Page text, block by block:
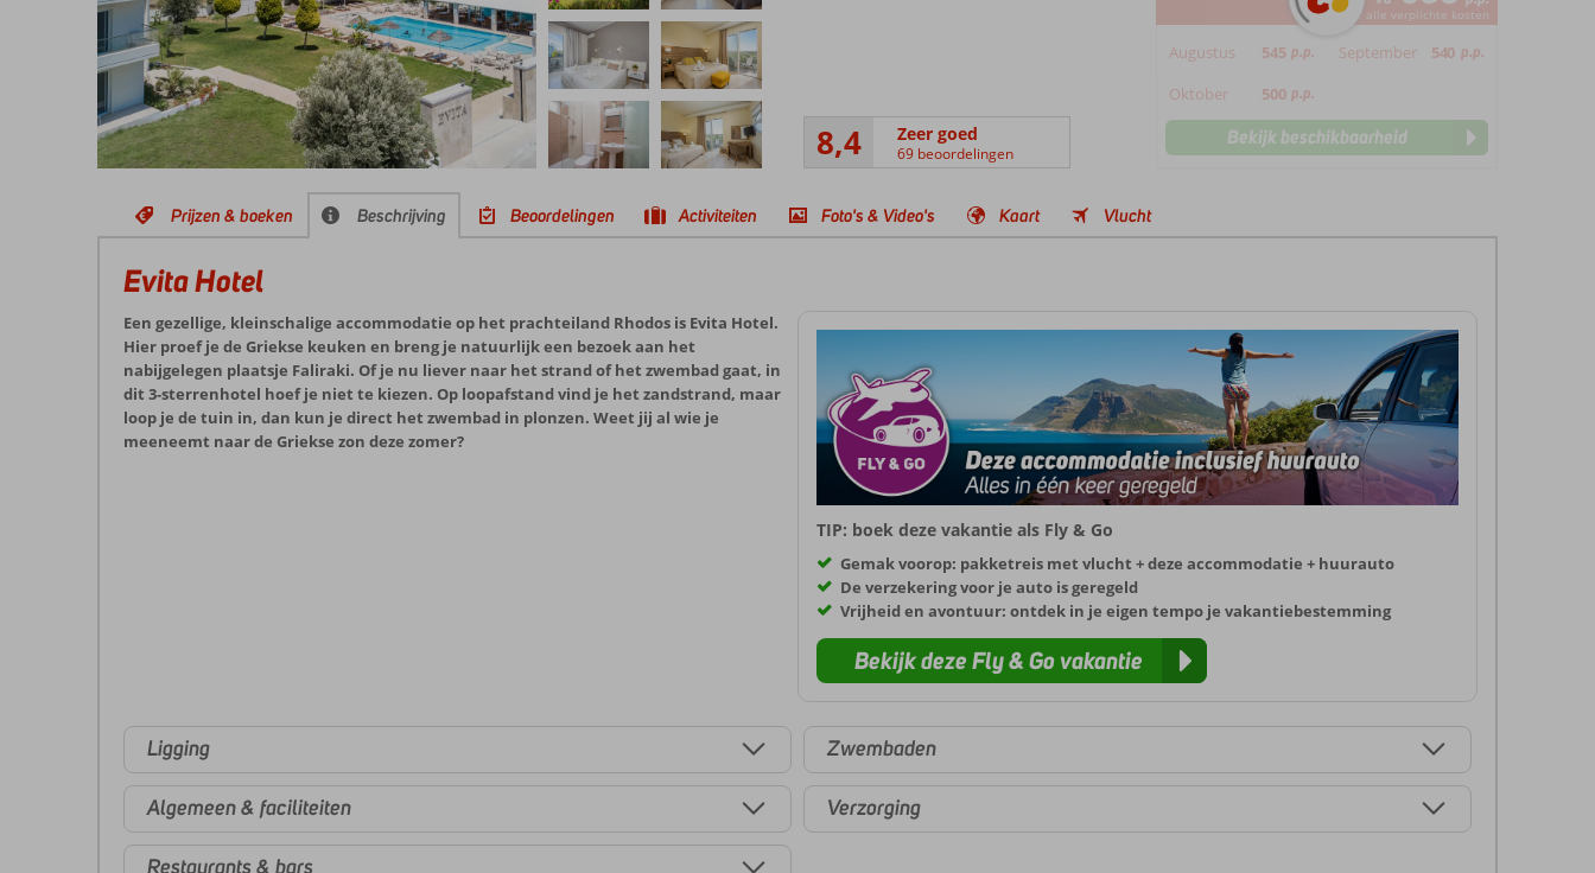
8,4 Zeer goed
69 beoordelingen
*incl. alle verplichte kosten
Augustus 545 p.p. September 540 p.p.
Oktober 500 p.p.
Bekijk beschikbaarheid
Prijzen & boeken Beschrijving Beoordelingen Activiteiten Foto's & Video's Kaart Vlucht
Evita Hotel
Een gezellige, kleinschalige accommodatie op het prachteiland Rhodos is Evita Hotel.
Hier proef je de Griekse keuken en breng je natuurlijk een bezoek aan het
nabijgelegen plaatsje Faliraki. Of je nu liever naar het strand of het zwembad gaat, in
dit 3-sterrenhotel hoef je niet te kiezen. Op loopafstand vind je het zandstrand, maar
loop je de tuin in, dan kun je direct het zwembad in plonzen. Weet jij al wie je
meeneemt naar de Griekse zon deze zomer?
TIP: boek deze vakantie als Fly & Go
Gemak voorop: pakketreis met vlucht + deze accommodatie + huurauto
De verzekering voor je auto is geregeld
Vrijheid en avontuur: ontdek in je eigen tempo je vakantiebestemming
Bekijk deze Fly & Go vakantie
Ligging
Algemeen & faciliteiten
Restaurants & bars
Zwembaden
Verzorging